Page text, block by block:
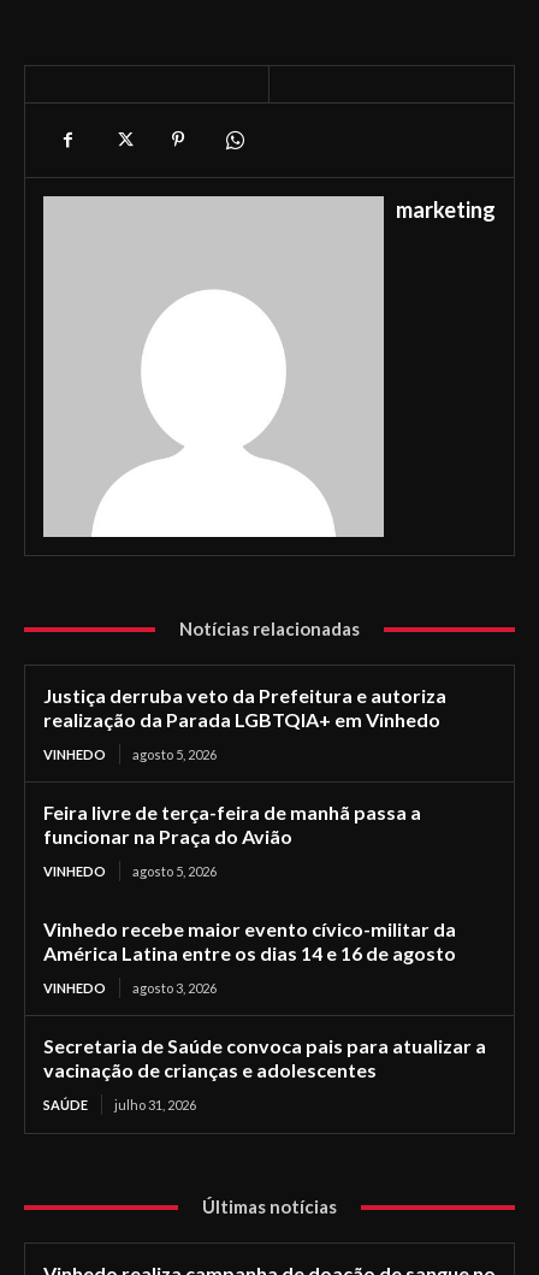
marketing
Notícias relacionadas
Justiça derruba veto da Prefeitura e autoriza
realização da Parada LGBTQIA+ em Vinhedo
VINHEDO agosto 5, 2026
Feira livre de terça-feira de manhã passa a
funcionar na Praça do Avião
VINHEDO agosto 5, 2026
Vinhedo recebe maior evento cívico-militar da
América Latina entre os dias 14 e 16 de agosto
VINHEDO agosto 3, 2026
Secretaria de Saúde convoca pais para atualizar a
vacinação de crianças e adolescentes
SAÚDE julho 31, 2026
Últimas notícias